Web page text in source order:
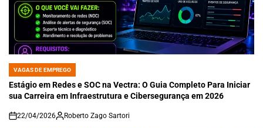
POSTED
IN
VAGAS DE EMPREGO
Estágio em Redes e SOC na Vectra: O Guia Completo Para Iniciar
sua Carreira em Infraestrutura e Cibersegurança em 2026
on
22/04/2026 Roberto Zago Sartori